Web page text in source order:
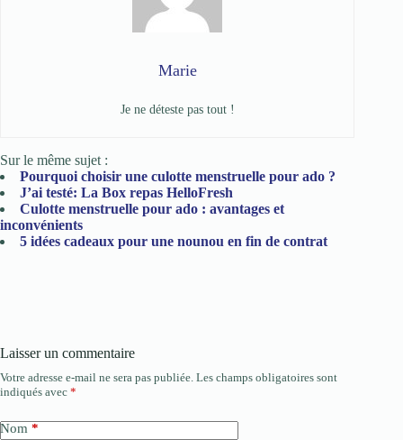
Marie
Je ne déteste pas tout !
Sur le même sujet :
Pourquoi choisir une culotte menstruelle pour ado ?
J’ai testé: La Box repas HelloFresh
Culotte menstruelle pour ado : avantages et
inconvénients
5 idées cadeaux pour une nounou en fin de contrat
Laisser un commentaire
Votre adresse e-mail ne sera pas publiée. Les champs obligatoires sont
indiqués avec *
Nom *